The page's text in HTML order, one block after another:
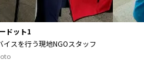
ドット1
スを行う現地NGOスタッフ